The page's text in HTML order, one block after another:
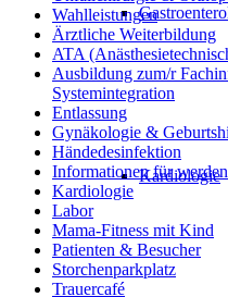
Kardiologie
Wahlleistungen
Ärztliche Weiterbildung
ATA
Ausbildung zum/r
Systemintegration
Entlassung
Gynäkologie &
Händedesinfektion
Informationen für
Kardiologie
Labor
Mama-Fitness mit Kind
Patienten & Besucher
Storchenparkplatz
Trauercafé